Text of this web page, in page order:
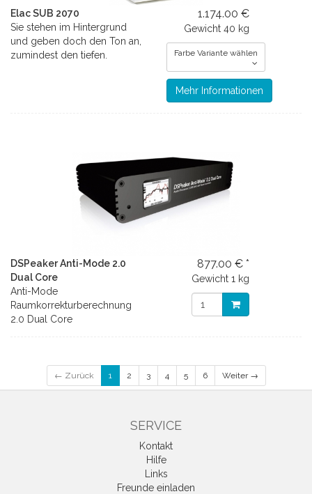
Elac SUB 2070
Sie stehen im Hintergrund
und geben doch den Ton an,
zumindest den tiefen.
1.174.00 €
Gewicht 40 kg
Farbe Variante wählen
Mehr Informationen
DSPeaker Anti-Mode 2.0
Dual Core
Anti-Mode
Raumkorrekturberechnung
2.0 Dual Core
877.00 € *
Gewicht 1 kg
← Zurück 1 2 3 4 5 6 Weiter →
SERVICE
Kontakt
Hilfe
Links
Freunde einladen